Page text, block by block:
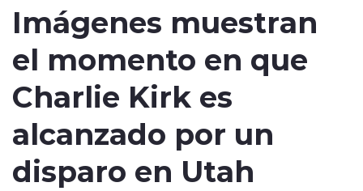
Local
Regional
Imágenes muestran
el momento en que
Charlie Kirk es
alcanzado por un
disparo en Utah